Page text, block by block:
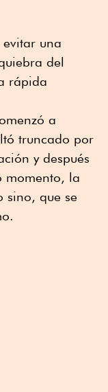
una
del
rápida
a
truncado por
y después
momento, la
sino, que se